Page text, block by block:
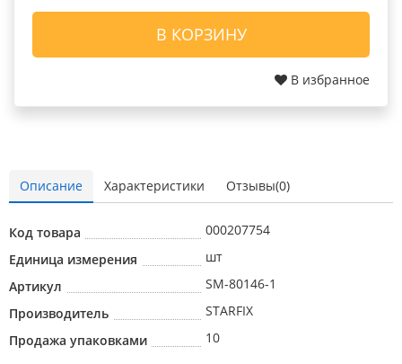
В КОРЗИНУ
В избранное
Описание Характеристики Отзывы(0)
Код товара
000207754
Единица измерения
шт
Артикул
SM-80146-1
Производитель
STARFIX
Продажа упаковками
10